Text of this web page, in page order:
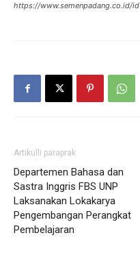
https://www.semenpadang.co.id/id
Artikulli paraprak
Departemen Bahasa dan
Sastra Inggris FBS UNP
Laksanakan Lokakarya
Pengembangan Perangkat
Pembelajaran